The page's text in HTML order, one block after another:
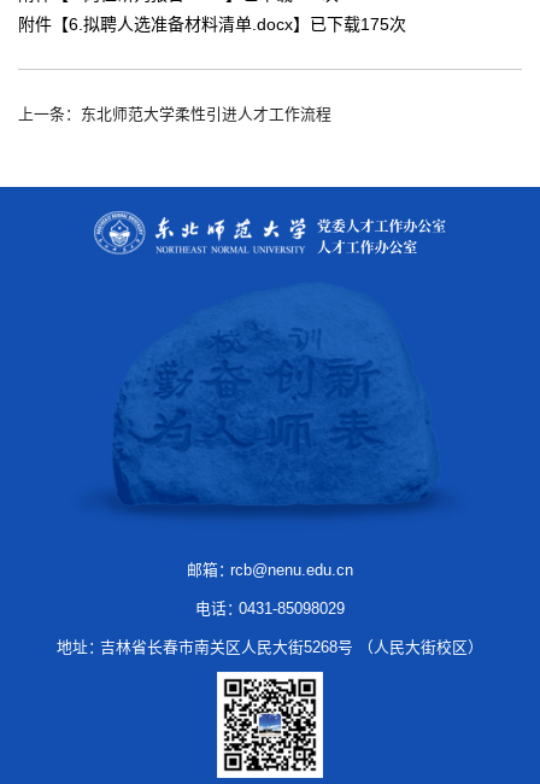
附件【6.拟聘人选准备材料清单.docx】已下载175次
上一条：东北师范大学柔性引进人才工作流程
邮箱：rcb@nenu.edu.cn
电话：0431-85098029
地址：吉林省长春市南关区人民大街5268号 （人民大街校区）